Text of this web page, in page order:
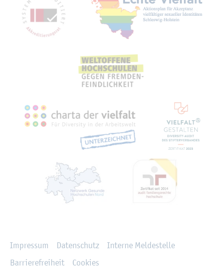
Im­pres­sum Da­ten­schutz
In­ter­ne Mel­de­stel­le
Bar­rie­re­frei­heit
Coo­kies